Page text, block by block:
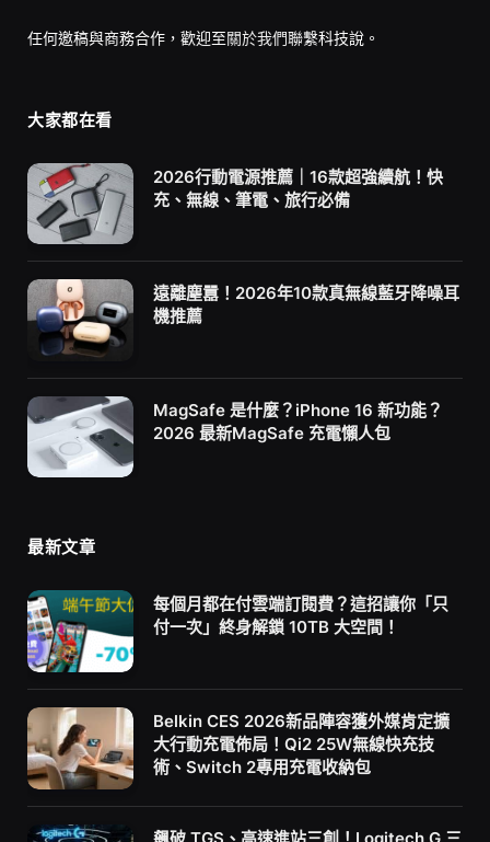
任何邀稿與商務合作，歡迎至關於我們聯繫科技說。
大家都在看
2026行動電源推薦｜16款超強續航！快
充、無線、筆電、旅行必備
遠離塵囂！2026年10款真無線藍牙降噪耳
機推薦
MagSafe 是什麼？iPhone 16 新功能？
2026 最新MagSafe 充電懶人包
最新文章
每個月都在付雲端訂閱費？這招讓你「只
付一次」終身解鎖 10TB 大空間！
Belkin CES 2026新品陣容獲外媒肯定擴
大行動充電佈局！Qi2 25W無線快充技
術、Switch 2專用充電收納包